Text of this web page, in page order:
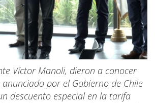
Víctor Manoli, dieron a conocer
por el Gobierno de Chile
descuento especial en la tarifa